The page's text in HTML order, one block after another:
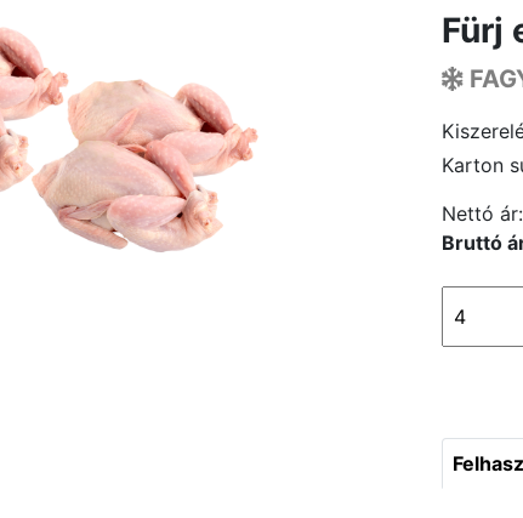
Fürj
Karton
Nettó ár:
Bruttó